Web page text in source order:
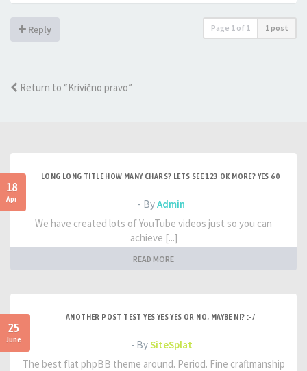
Reply Page 1 of 1 1 post
Return to “Krivično pravo”
18
Apr
LONG LONG TITLE HOW MANY CHARS? LETS SEE 123 OK MORE? YES 60
- ByAdmin
We have created lots of YouTube videos just so you can
achieve [...]
READ MORE
25
June
ANOTHER POST TEST YES YES YES OR NO, MAYBE NI? :-/
- BySiteSplat
The best flat phpBB theme around. Period. Fine craftmanship